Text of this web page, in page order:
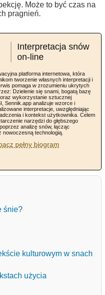
Może to być czas na
pragnień.
Interpretacja snów
on-line
platforma internetowa, która
tworzenie własnych interpretacji i
pomaga w zrozumieniu ukrytych
Dzielenie się snami, bogatą bazę
wykorzystanie sztucznej
Sennik.app analizuje wzorce i
interpretacje, uwzględniając
i kontekst użytkownika. Celem
narzędzi do głębszego
analizę snów, łącząc
nowoczesną technologią.
pełny biogram
śnie?
kulturowym w snach
użycia